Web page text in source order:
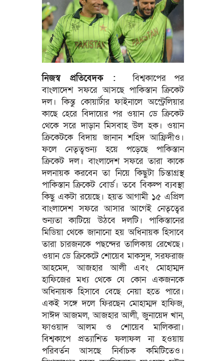
নিজস্ব প্রতিবেদক :বিশ্বকাপের পর
বাংলাদেশ সফরে আসছে পাকিস্তান ক্রিকেট
দল। কিন্তু কোয়ার্টার ফাইনালে অস্ট্রেলিয়ার
কাছে হেরে বিদায়ের পর ওয়ান ডে ক্রিকেট
থেকে সরে দাড়ান মিসবাহ উল হক। ওয়ান
ক্রিকেটকে বিদায় জানান শহিদ আফ্রিদীও।
ফলে নেতৃত্বশুন্য হয়ে পড়েছে পাকিস্তান
ক্রিকেট দল। বাংলাদেশ সফরে তারা কাকে
দলনায়ক করবেন তা নিয়ে কিছুটা চিন্তাগ্রস্থ
পাকিস্তান ক্রিকেট বোর্ড। তবে বিকল্প ব্যবস্থা
কিছু একটা রয়েছে। হয়ত আগামী ১৫ এপ্রিল
বাংলাদেশ সফরে আসার আগেই নেতৃত্বের
শুন্যতা কাটিয়ে উঠবে দলটি। পাকিস্তানের
মিডিয়া থেকে জানানো হয় অধিনায়ক হিসাবে
তারা চারজনকে পছন্দের তালিকায় রেখেছে।
ওয়ান ডে ক্রিকেটে শোয়েব মাকসুদ, সরফরাজ
আহমেদ, আজহার আলী এবং মোহাম্মদ
হাফিজের মধ্য থেকে যে কোন একজনকে
অধিনায়ক হিসাবে বেছে নেয়া হতে পারে।
একই সঙ্গে দলে ফিরছেন মোহাম্মদ হাফিজ,
সাঈদ আজমল, আজহার আলী, জুনায়েদ খান,
ফাওয়াদ আলম ও শোয়েব মালিকরা।
বিশ্বকাপে প্রত্যাশিত ফলাফল না হওয়ায়
পরিবর্তন আসছে নির্বাচক কমিটিতেও।